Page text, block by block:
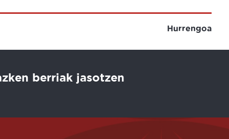
Hurrengoa
berriak jasotzen